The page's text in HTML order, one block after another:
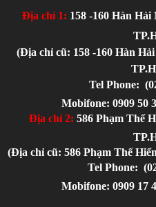
Địa chỉ 1: 158 -160 Hàn
(Địa chỉ cũ: 158 -160 Hàn
Tel Phone:
Mobifone: 0909 50
Địa chỉ 2: 586 Phạm Thế
(Địa chỉ cũ: 586 Phạm Thế
Tel Phone:
Mobifone: 0909 17